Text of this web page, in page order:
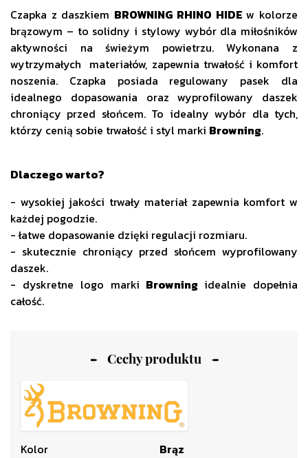
Cechy produktu
Kolor
Brąz
Czapka z daszkiem BROWNING RHINO HIDEw kolorze
brązowym – to solidny i stylowy wybór dla miłośników
aktywności na świeżym powietrzu. Wykonana z
wytrzymałych materiałów, zapewnia trwałość i komfort
noszenia. Czapka posiada regulowany pasek dla
idealnego dopasowania oraz wyprofilowany daszek
chroniący przed słońcem. To idealny wybór dla tych,
którzy cenią sobie trwałość i styl marki Browning.
Dlaczego warto?
- wysokiej jakości trwały materiał zapewnia komfort w
każdej pogodzie.
- łatwe dopasowanie dzięki regulacji rozmiaru.
- skutecznie chroniący przed słońcem wyprofilowany
daszek.
- dyskretne logo marki Browning idealnie dopełnia
całość.